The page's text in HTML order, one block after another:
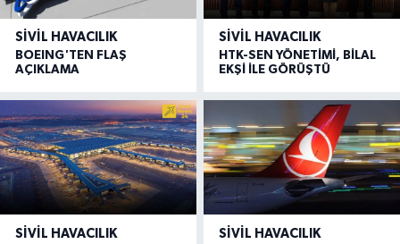
SIVIL HAVACILIK
BOEING'TEN FLAŞ
AÇIKLAMA
SIVIL HAVACILIK
HTK-SEN YÖNETİMİ, BİLAL
EKŞİ İLE GÖRÜŞTÜ
SIVIL HAVACILIK SIVIL HAVACILIK